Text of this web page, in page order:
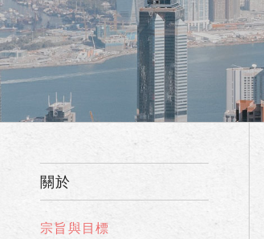
關於
宗旨與目標